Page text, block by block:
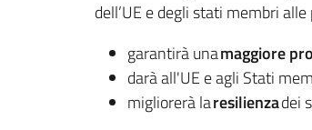
dell’UE e degli stati membri
garantirà unamaggiore
darà all'UE e agli Stati
migliorerà laresilienzadei